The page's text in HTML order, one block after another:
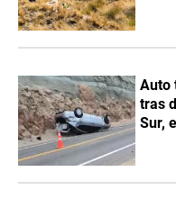
Auto
tras
Sur,